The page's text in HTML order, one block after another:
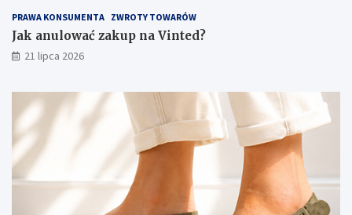
PRAWA KONSUMENTA ZWROTY TOWARÓW
Jak anulować zakup na Vinted?
21 lipca 2026